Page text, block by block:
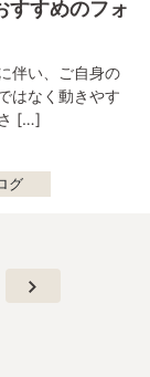
すすめのフォ
伴い、ご自身の
はなく動きやす
[…]
グ